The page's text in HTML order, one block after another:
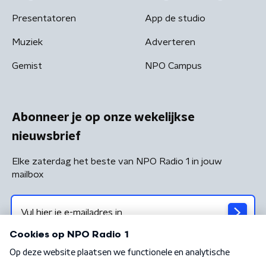
Presentatoren
Muziek
Gemist
App de studio
Adverteren
NPO Campus
Abonneer je op onze wekelijkse
nieuwsbrief
Elke zaterdag het beste van NPO Radio 1 in jouw
mailbox